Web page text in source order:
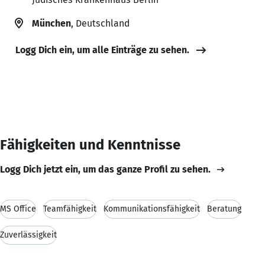
München, Deutschland
Logg Dich ein, um alle Einträge zu sehen.
Fähigkeiten und Kenntnisse
Logg Dich jetzt ein, um das ganze Profil zu sehen.
MS Office Teamfähigkeit Kommunikationsfähigkeit Beratung
Zuverlässigkeit